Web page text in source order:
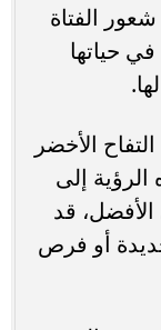
الفتاة
حياتها
الأخضر
إلى
قد
أو فرص